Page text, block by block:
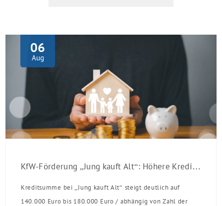
06
Aug
KfW-Förderung „Jung kauft Alt“: Höhere Kredite ab August 2026
Kreditsumme bei „Jung kauft Alt“ steigt deutlich auf
140.000 Euro bis 180.000 Euro / abhängig von Zahl der